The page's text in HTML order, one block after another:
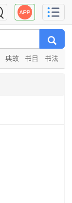
典故 书目 书法